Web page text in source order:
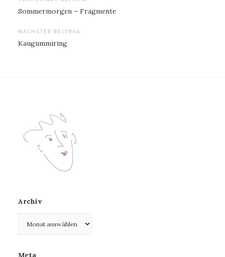
Sommermorgen – Fragmente
NÄCHSTER BEITRAG:
Kaugummiring
Archiv
Meta